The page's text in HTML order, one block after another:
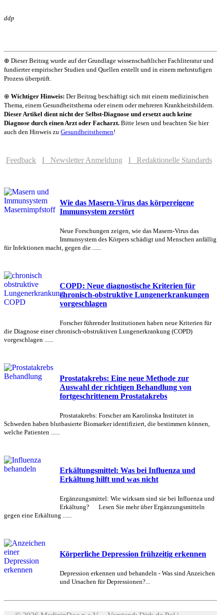
ddp
⊕ Dieser Beitrag wurde auf der Grundlage wissenschaftlicher Fachliteratur und
fundierter empirischer Studien und Quellen erstellt und in einem mehrstufigen
Prozess überprüft.
⊕ Wichtiger Hinweis: Der Beitrag beschäftigt sich mit einem medizinischen
Thema, einem Gesundheitsthema oder einem oder mehreren Krankheitsbildern.
Dieser Artikel dient nicht der Selbst-Diagnose und ersetzt auch keine
Diagnose durch einen Arzt oder Facharzt. Bitte lesen und beachten Sie hier
auch den Hinweis zu Gesundheitsthemen!
Feedback I Newsletter Anmeldung I Redaktionelle Standards
Wie das Masern-Virus das körpereigene
Immunsystem zerstört
Neue Forschungen zeigen, wie das Masern-Virus das
Immunsystem des Körpers schädigt und Menschen anfällig
für Infektionen macht, gegen die ......
COPD: Neue diagnostische Kriterien für
chronisch-obstruktive Lungenerkrankungen
vorgeschlagen
Forscher führender Institutionen haben neue Kriterien für
die Diagnose einer chronisch-obstruktiven Lungenerkrankung (COPD)
vorgeschlagen ......
Prostatakrebs: Eine neue Methode zur
Auswahl der richtigen Behandlung von
fortgeschrittenem Prostatakrebs
Prostatakrebs: Forscher am Karolinska Institutet in
Schweden haben blutbasierte Biomarker identifiziert, die bestimmen können,
welche Patienten ......
Erkältungsmittel: Was bei Influenza und
Erkältung hilft und was nicht
Ergänzungsmittel: Wie wirksam sind sie bei Influenza und
Erkältung? Lesen Sie mehr über Ergänzungsmitteln
gegen eine Erkältung ......
Körperliche Depression frühzeitig erkennen
Depression erkennen und behandeln - Was sind Anzeichen
und Ursachen für Depressionen?...